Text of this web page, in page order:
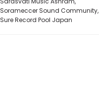
Sorameccer Sound Community,
Sure Record Pool Japan